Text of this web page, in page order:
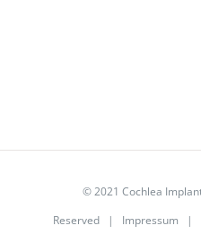
© 2021 Cochlea
Reserved | Impressum |